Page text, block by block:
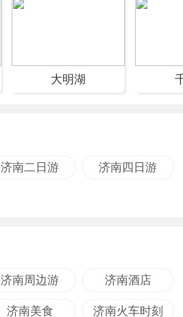
大明湖
济南二日游 济南四日游
济南周边游 济南酒店
济南美食 济南火车时刻